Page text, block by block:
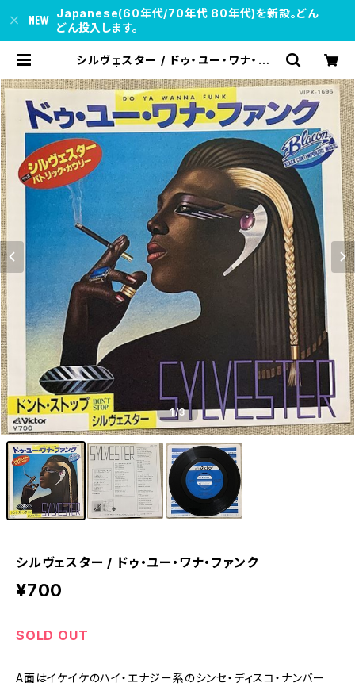
Japanese(60年代/70年代 80年代)を新設。どん
どん投入します。
シルヴェスター / ドゥ・ユー・ワナ・ファ
1/3
シルヴェスター / ドゥ・ユー・ワナ・ファンク
¥700
SOLD OUT
A面はイケイケのハイ・エナジー系のシンセ・ディスコ・ナンバー